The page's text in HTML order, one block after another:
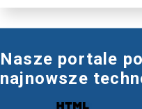
Nasze portale
najnowsze